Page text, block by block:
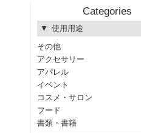
Categories
使用用途
その他
アクセサリー
アパレル
イベント
コスメ・サロン
フード
書類・書籍